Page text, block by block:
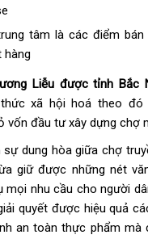
tâm là các điểm
hàng
Liễu được tỉnh Bắc
xã hội hoá theo đó
vốn đầu tư xây dựng chợ
dung hòa giữa chợ
giữ được những nét
mọi nhu cầu cho người
quyết được hiệu quả
an toàn thực phẩm mà